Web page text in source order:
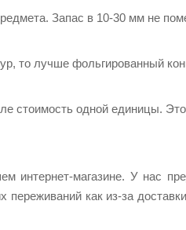
Запас в 10-30 мм не
то лучше фольгированный
стоимость одной единицы.
интернет-магазине. У нас
как из-за